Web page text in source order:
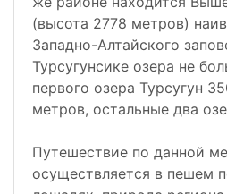
(высота 2778 метров)
Западно-Алтайского
Турсугунсике озера не
первого озера Турсугун
метров, остальные два
Путешествие по данной
осуществляется в пешем